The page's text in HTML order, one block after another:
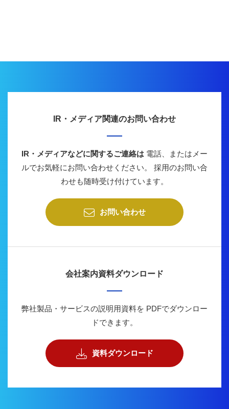
IR・メディア関連のお問い合わせ
IR・メディアなどに関するご連絡は 電話、またはメー
ルでお気軽にお問い合わせください。
採用のお問い合
わせも随時受け付けています。
お問い合わせ
会社案内資料ダウンロード
弊社製品・サービスの説明用資料を PDFでダウンロー
ドできます。
資料ダウンロード